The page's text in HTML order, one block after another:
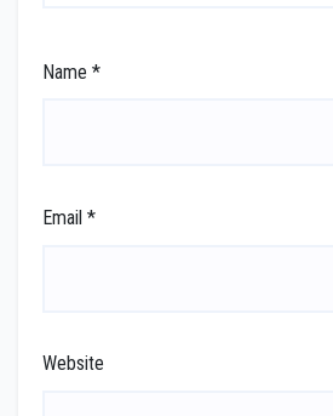
Name *
Email *
Website